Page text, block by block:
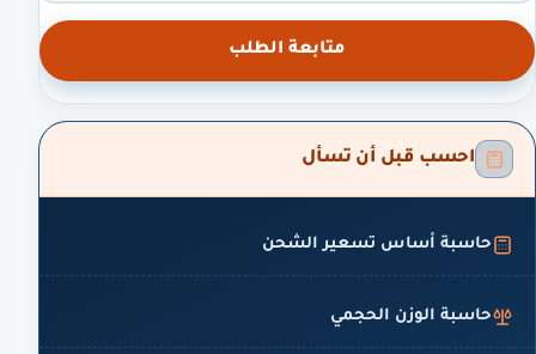
متابعة الطلب
احسب قبل أن تسأل
حاسبة أساس تسعير الشحن
حاسبة الوزن الحجمي